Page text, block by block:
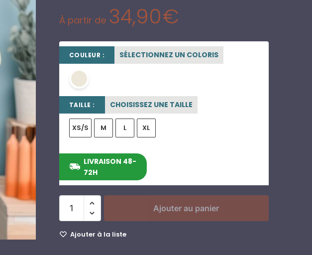
À partir de 34,90€
COULEUR : SÉLECTIONNEZ UN COLORIS
TAILLE : CHOISISSEZ UNE TAILLE
XS/S M L XL
LIVRAISON 48-
72H
Ajouter au panier
Ajouter à la liste